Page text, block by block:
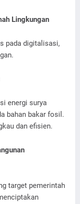
Lingkungan
pada digitalisasi,
energi surya
bahan bakar fosil.
dan efisien.
target pemerintah